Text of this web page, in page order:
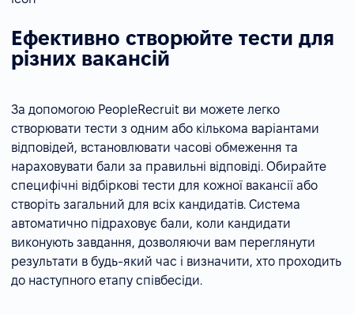
Ефективно створюйте тести для
різних вакансій
За допомогою PeopleRecruit ви можете легко
створювати тести з одним або кількома варіантами
відповідей, встановлювати часові обмеження та
нараховувати бали за правильні відповіді. Обирайте
специфічні відбіркові тести для кожної вакансії або
створіть загальний для всіх кандидатів. Система
автоматично підраховує бали, коли кандидати
виконують завдання, дозволяючи вам переглянути
результати в будь-який час і визначити, хто проходить
до наступного етапу співбесіди.